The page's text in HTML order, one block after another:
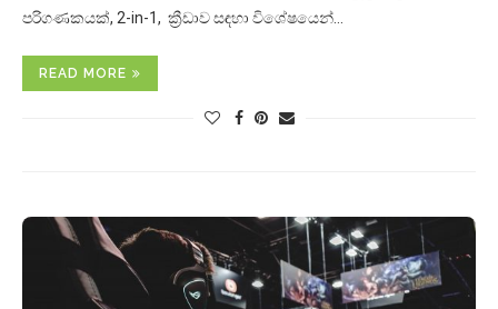
පරිගණකයක්, 2-in-1, ක්‍රීඩාව සඳහා විශේෂයෙන්…
READ MORE